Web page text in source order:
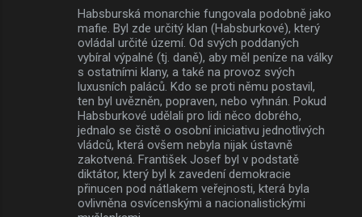
Habsburská monarchie fungovala podobně jako
mafie. Byl zde určitý klan (Habsburkové), který
ovládal určité území. Od svých poddaných
vybíral výpalné (tj. daně), aby měl peníze na války
s ostatními klany, a také na provoz svých
luxusních paláců. Kdo se proti němu postavil,
ten byl uvězněn, popraven, nebo vyhnán. Pokud
Habsburkové udělali pro lidi něco dobrého,
jednalo se čistě o osobní iniciativu jednotlivých
vládců, která ovšem nebyla nijak ústavně
zakotvená. František Josef byl v podstatě
diktátor, který byl k zavedení demokracie
přinucen pod nátlakem veřejnosti, která byla
ovlivněna osvícenskými a nacionalistickými